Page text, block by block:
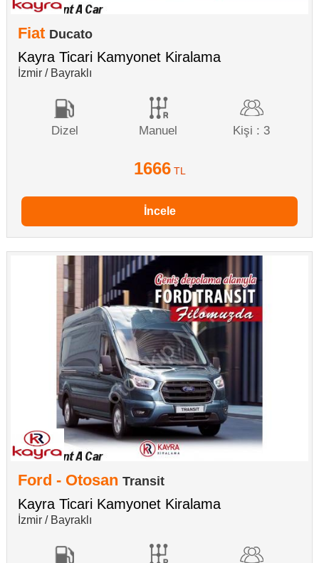
Fiat Ducato
Kayra Ticari Kamyonet Kiralama
İzmir / Bayraklı
Dizel Manuel Kişi : 3
1666 TL
İncele
Ford - Otosan Transit
Kayra Ticari Kamyonet Kiralama
İzmir / Bayraklı